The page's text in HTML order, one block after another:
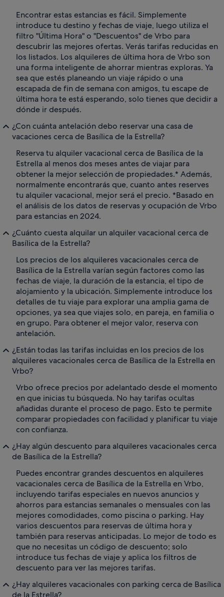
Encontrar estas estancias es fácil. Simplemente
introduce tu destino y fechas de viaje, luego utiliza el
filtro "Última Hora" o "Descuentos" de Vrbo para
descubrir las mejores ofertas. Verás tarifas reducidas en
los listados. Los alquileres de última hora de Vrbo son
una forma inteligente de ahorrar mientras exploras. Ya
sea que estés planeando un viaje rápido o una
escapada de fin de semana con amigos, tu escape de
última hora te está esperando, solo tienes que decidir a
dónde ir después.
¿Con cuánta antelación debo reservar una casa de
vacaciones cerca de Basílica de la Estrella?
Reserva tu alquiler vacacional cerca de Basílica de la
Estrella al menos dos meses antes de viajar para
obtener la mejor selección de propiedades.* Además,
normalmente encontrarás que, cuanto antes reserves
tu alquiler vacacional, mejor será el precio. *Basado en
el análisis de los datos de reservas y ocupación de Vrbo
para estancias en 2024.
¿Cuánto cuesta alquilar un alquiler vacacional cerca de
Basílica de la Estrella?
Los precios de los alquileres vacacionales cerca de
Basílica de la Estrella varían según factores como las
fechas de viaje, la duración de la estancia, el tipo de
alojamiento y la ubicación. Simplemente introduce los
detalles de tu viaje para explorar una amplia gama de
opciones, ya sea que viajes solo, en pareja, en familia o
en grupo. Para obtener el mejor valor, reserva con
antelación.
¿Están todas las tarifas incluidas en los precios de los
alquileres vacacionales cerca de Basílica de la Estrella en
Vrbo?
Vrbo ofrece precios por adelantado desde el momento
en que inicias tu búsqueda. No hay tarifas ocultas
añadidas durante el proceso de pago. Esto te permite
comparar propiedades con facilidad y planificar tu viaje
con confianza.
¿Hay algún descuento para alquileres vacacionales cerca
de Basílica de la Estrella?
Puedes encontrar grandes descuentos en alquileres
vacacionales cerca de Basílica de la Estrella en Vrbo,
incluyendo tarifas especiales en nuevos anuncios y
ahorros para estancias semanales o mensuales con las
mejores comodidades, como piscina o parking. Hay
varios descuentos para reservas de última hora y
también para reservas anticipadas. Lo mejor de todo es
que no necesitas un código de descuento; solo
introduce tus fechas de viaje y aplica los filtros de
descuento para ver las mejores tarifas.
¿Hay alquileres vacacionales con parking cerca de Basílica